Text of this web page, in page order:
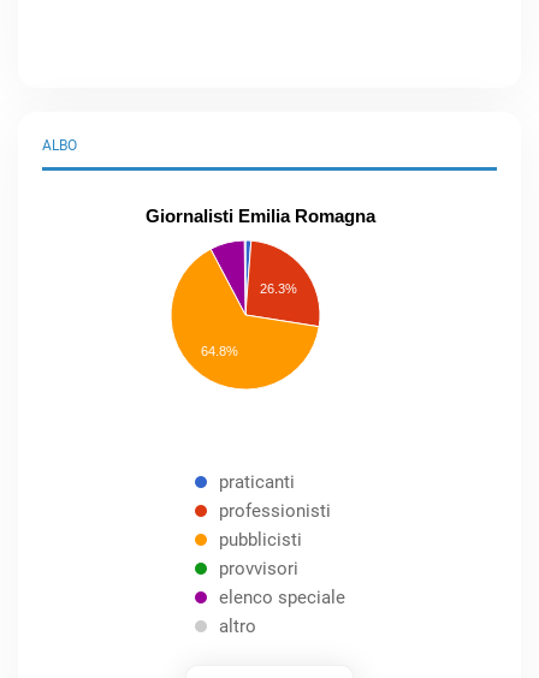
ALBO
Giornalisti Emilia Romagna
26.3%
64.8%
praticanti
professionisti
pubblicisti
provvisori
elenco speciale
altro